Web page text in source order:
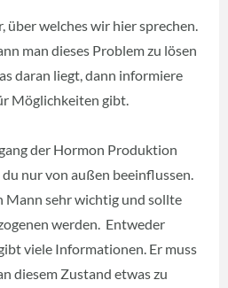
über welches wir hier sprechen.
man dieses Problem zu lösen
daran liegt, dann informiere
Möglichkeiten gibt.
der Hormon Produktion
nur von außen beeinflussen.
Mann sehr wichtig und sollte
werden. Entweder
viele Informationen. Er muss
diesem Zustand etwas zu